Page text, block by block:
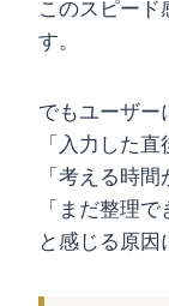
このスピード
す。
でもユーザー
「入力した直
「考える時間
「まだ整理
と感じる原因